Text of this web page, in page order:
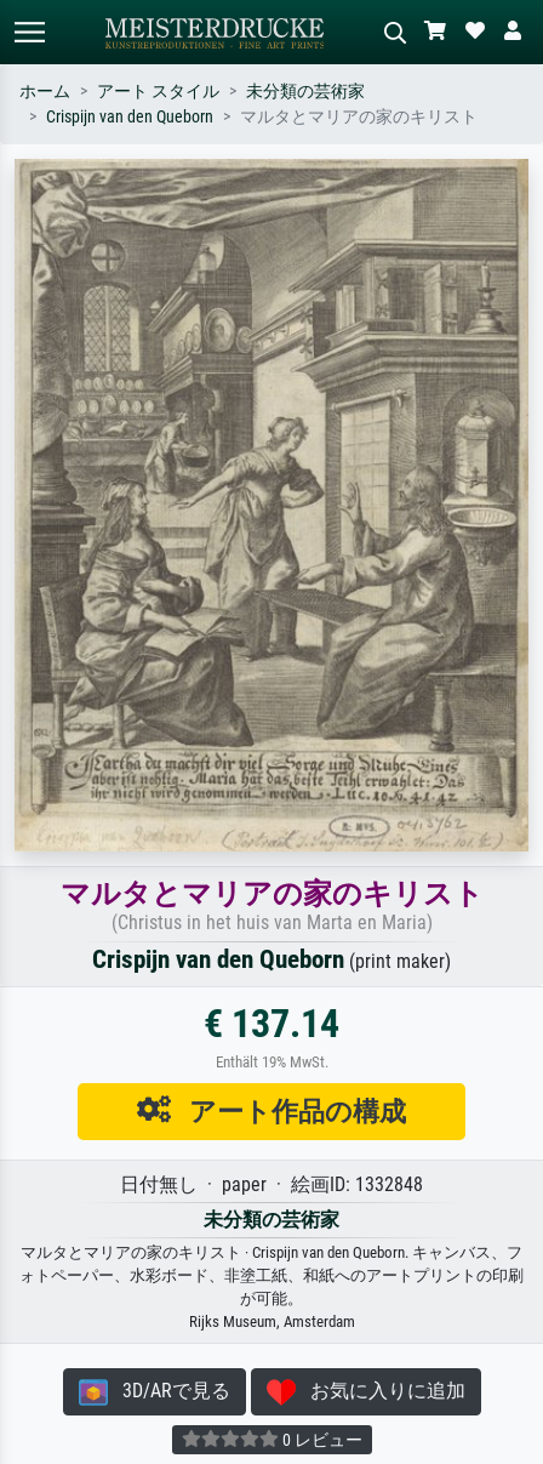
作家名・作品名・スタイルで検索
– 例：モネ、星月夜、印象派、北
斎の波、ヌード。
シーンを説明してください – 例：
緑の草原、赤の多い抽象画、暗い
油絵、木のそばの立ち姿のヌー
ド。
ホーム アート スタイル
未分類の芸術家
Crispijn van den Queborn
マルタとマリアの家のキリスト
マルタとマリアの家のキリスト
(Christus in het huis van Marta en Maria)
Crispijn van den Queborn (print maker)
€ 137.14
Enthält 19% MwSt.
アート作品の構成
日付無し · paper · 絵画ID: 1332848
未分類の芸術家
マルタとマリアの家のキリスト · Crispijn van den Queborn. キャンバス、フ
ォトペーパー、水彩ボード、非塗工紙、和紙へのアートプリントの印刷
が可能。
Rijks Museum, Amsterdam
3D/ARで見る お気に入りに追加
0 レビュー